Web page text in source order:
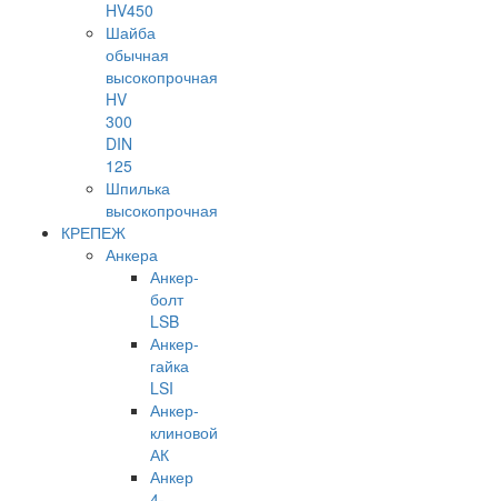
HV450
Шайба
обычная
высокопрочная
HV
300
DIN
125
Шпилька
высокопрочная
КРЕПЕЖ
Анкера
Анкер-
болт
LSB
Анкер-
гайка
LSI
Анкер-
клиновой
АК
Анкер